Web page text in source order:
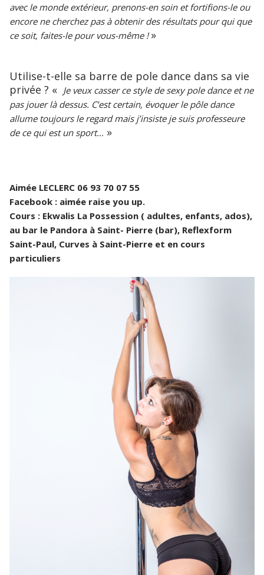
avec le monde extérieur, prenons-en soin et fortifions-le ou
encore ne cherchez pas à obtenir des résultats pour qui que
ce soit, faites-le pour vous-même !»
Utilise-t-elle sa barre de pole dance dans sa vie
privée ? « Je veux casser ce style de sexy pole dance et ne
pas jouer là dessus. C’est certain, évoquer le pôle dance
allume toujours le regard mais j’insiste je suis professeure
de ce qui est un sport… »
Aimée LECLERC 06 93 70 07 55
Facebook : aimée raise you up.
Cours : Ekwalis La Possession ( adultes, enfants, ados),
au bar le Pandora à Saint- Pierre (bar), Reflexform
Saint-Paul, Curves à Saint-Pierre et en cours
particuliers